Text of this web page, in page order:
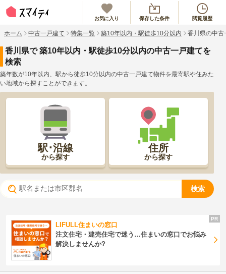
お気に入り 保存した条件 閲覧履歴
ホーム 中古一戸建て 特集一覧 築10年以内・駅徒歩10分以内 香川県の中古
香川県で築10年以内・駅徒歩10分以内の中古一戸建てを
検索
築年数が10年以内、駅から徒歩10分以内の中古一戸建て物件を最寄駅や住みた
い地域から探すことができます。
駅･沿線
から探す
住所
から探す
検索
LIFULL住まいの窓口
注文住宅・建売住宅で迷う…住まいの窓口でお悩み
解決しませんか?